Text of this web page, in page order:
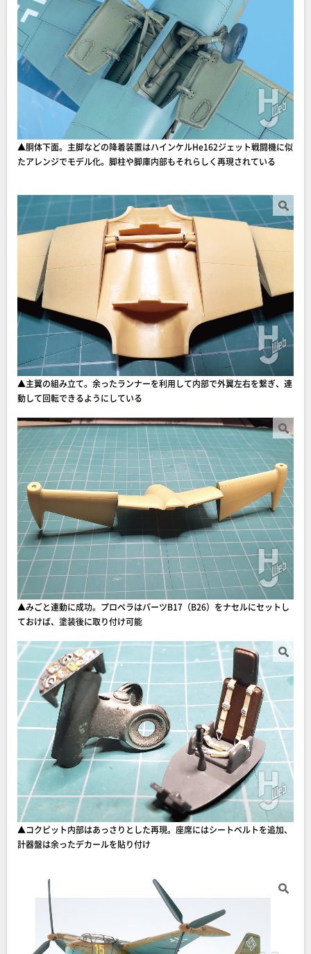
▲胴体下面。主脚などの降着装置はハインケルHe162ジェット戦闘機に似
たアレンジでモデル化。脚柱や脚庫内部もそれらしく再現されている
▲主翼の組み立て。余ったランナーを利用して内部で外翼左右を繋ぎ、連
動して回転できるようにしている
▲みごと連動に成功。プロペラはパーツB17（B26）をナセルにセットし
ておけば、塗装後に取り付け可能
▲コクピット内部はあっさりとした再現。座席にはシートベルトを追加、
計器盤は余ったデカールを貼り付け